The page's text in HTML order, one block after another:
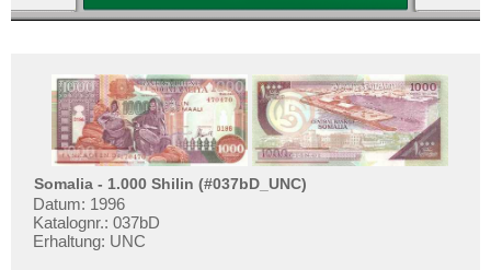
Somalia - 1.000 Shilin (#037bD_UNC)
Datum: 1996
Katalognr.: 037bD
Erhaltung: UNC